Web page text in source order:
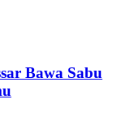
Bawa Sabu